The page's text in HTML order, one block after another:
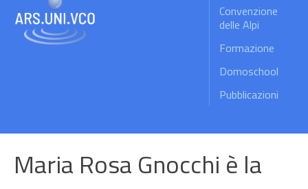
Convenzione
delle Alpi
Formazione
Domoschool
Pubblicazioni
Maria Rosa Gnocchi è la